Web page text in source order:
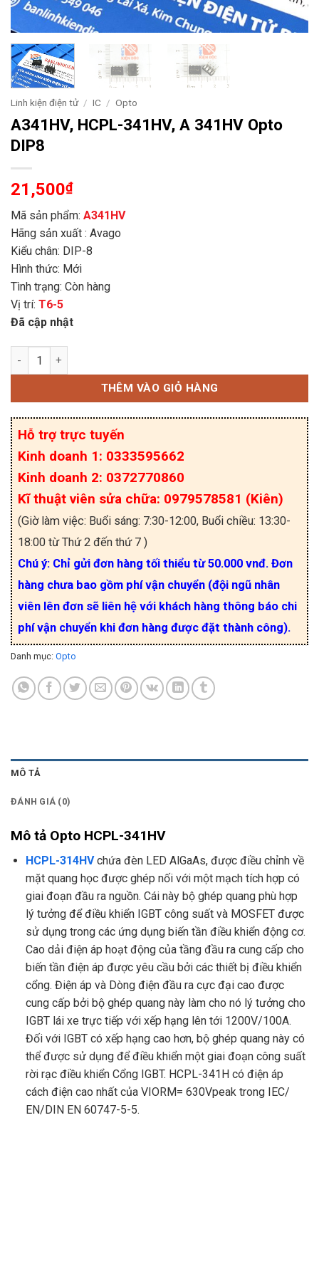
Linh kiện điện tử / IC / Opto
A341HV, HCPL-341HV, A 341HV Opto
DIP8
21,500₫
Mã sản phẩm: A341HV
Hãng sản xuất : Avago
Kiểu chân: DIP-8
Hình thức: Mới
Tình trạng: Còn hàng
Vị trí: T6-5
Đã cập nhật
A341HV, HCPL-341HV, A 341HV Opto DIP8 số
THÊM VÀO GIỎ HÀNG
Hỗ trợ trực tuyến
Kinh doanh 1: 0333595662
Kinh doanh 2: 0372770860
Kĩ thuật viên sửa chữa: 0979578581 (Kiên)
(Giờ làm việc: Buổi sáng: 7:30-12:00, Buổi chiều: 13:30-
18:00 từ Thứ 2 đến thứ 7 )
Chú ý: Chỉ gửi đơn hàng tối thiểu từ 50.000 vnđ. Đơn
hàng chưa bao gồm phí vận chuyển (đội ngũ nhân
viên lên đơn sẽ liên hệ với khách hàng thông báo chi
phí vận chuyển khi đơn hàng được đặt thành công).
Danh mục: Opto
MÔ TẢ
ĐÁNH GIÁ (0)
Mô tả Opto HCPL-341HV
HCPL-314HVchứa đèn LED AlGaAs, được điều chỉnh về
mặt quang học được ghép nối với một mạch tích hợp có
giai đoạn đầu ra nguồn. Cái này bộ ghép quang phù hợp
lý tưởng để điều khiển IGBT công suất và MOSFET được
sử dụng trong các ứng dụng biến tần điều khiển động cơ.
Cao dải điện áp hoạt động của tầng đầu ra cung cấp cho
biến tần điện áp được yêu cầu bởi các thiết bị điều khiển
cổng. Điện áp và Dòng điện đầu ra cực đại cao được
cung cấp bởi bộ ghép quang này làm cho nó lý tưởng cho
IGBT lái xe trực tiếp với xếp hạng lên tới 1200V/100A.
Đối với IGBT có xếp hạng cao hơn, bộ ghép quang này có
thể được sử dụng để điều khiển một giai đoạn công suất
rời rạc điều khiển Cổng IGBT. HCPL-341H có điện áp
cách điện cao nhất của VIORM= 630Vpeak trong IEC/
EN/DIN EN 60747-5-5.